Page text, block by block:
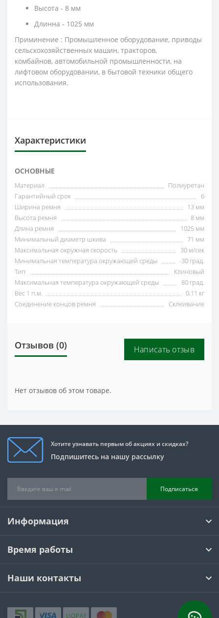
Высота - 8 мм
Длинна - 1025 мм
Приминение : Промышленное оборудование, приводы
сельскохозяйственных машин, тракторов,
комбайнов, автомобильной промышленности, на
лифтовом оборудовании, в бытовой техники общего
использования.
Характеристики
ОСНОВНЫЕ
Материал
Полиуретан
Гарантийный срок
6
Ширина ремня
13 мм
Высота ремня
8 мм
Длина ремня
1025 мм
Минимальный диаметр шкива
71 мм
Максимальная окружная скорость
30 м/сек
Минимальная температура окружающей среды
-30 град.
Тип
Клиновый
Максимальная температура окружающей среды
80 град.
Вес 1 п.м.
0.11 кг
Соединение концов ремня
Склеивание
Отзывов (0) Написать отзыв
Нет отзывов об этом товаре.
Хотите узнавать первым об акциях и скидках?
Подпишитесь на нашу рассылку
Подписаться
Информация
Время работы
Наши контакты